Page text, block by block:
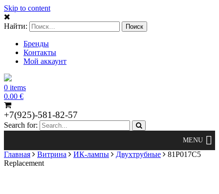
Skip to content
Найти:
Бренды
Контакты
Мой аккаунт
0 items
0.00 €
+7(925)-581-82-57
Search for:
Главная Витрина ИК-лампы Двухтрубные
81P017C5
Replacement